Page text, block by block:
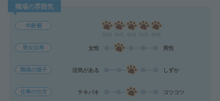
職場の雰囲気
年齢層
男女比率 女性 男性
職場の様子 活気がある しずか
仕事の仕方 テキパキ コツコツ